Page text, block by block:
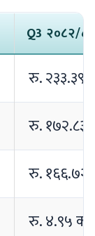
Q3 २०८२/८३
रु. २३३.३९
रु. १७२.८३
रु. १६६.७२
रु. ४.९५